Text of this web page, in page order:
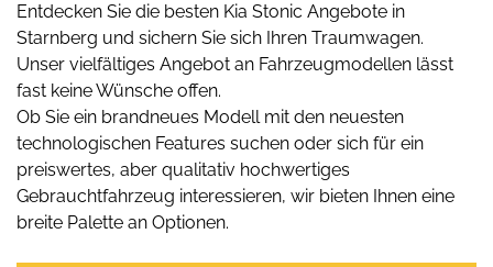
Entdecken Sie die besten Kia Stonic Angebote in
Starnberg und sichern Sie sich Ihren Traumwagen.
Unser vielfältiges Angebot an Fahrzeugmodellen lässt
fast keine Wünsche offen.
Ob Sie ein brandneues Modell mit den neuesten
technologischen Features suchen oder sich für ein
preiswertes, aber qualitativ hochwertiges
Gebrauchtfahrzeug interessieren, wir bieten Ihnen eine
breite Palette an Optionen.